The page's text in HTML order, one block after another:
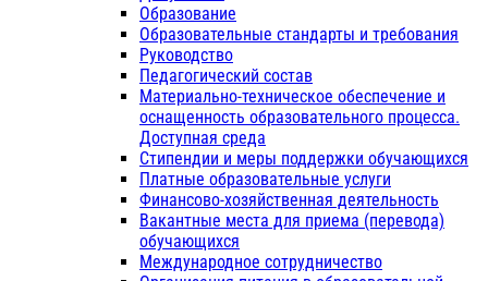
Образование
Образовательные стандарты и требования
Руководство
Педагогический состав
Материально-техническое обеспечение и
оснащенность образовательного процесса.
Доступная среда
Стипендии и меры поддержки обучающихся
Платные образовательные услуги
Финансово-хозяйственная деятельность
Вакантные места для приема (перевода)
обучающихся
Международное сотрудничество